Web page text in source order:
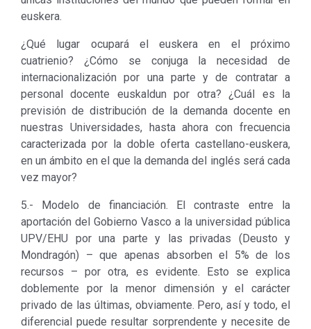
euskera.
¿Qué lugar ocupará el euskera en el próximo
cuatrienio? ¿Cómo se conjuga la necesidad de
internacionalización por una parte y de contratar a
personal docente euskaldun por otra? ¿Cuál es la
previsión de distribución de la demanda docente en
nuestras Universidades, hasta ahora con frecuencia
caracterizada por la doble oferta castellano-euskera,
en un ámbito en el que la demanda del inglés será cada
vez mayor?
5.- Modelo de financiación. El contraste entre la
aportación del Gobierno Vasco a la universidad pública
UPV/EHU por una parte y las privadas (Deusto y
Mondragón) – que apenas absorben el 5% de los
recursos – por otra, es evidente. Esto se explica
doblemente por la menor dimensión y el carácter
privado de las últimas, obviamente. Pero, así y todo, el
diferencial puede resultar sorprendente y necesite de